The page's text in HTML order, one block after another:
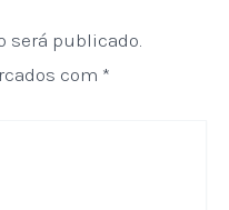
será publicado.
com *